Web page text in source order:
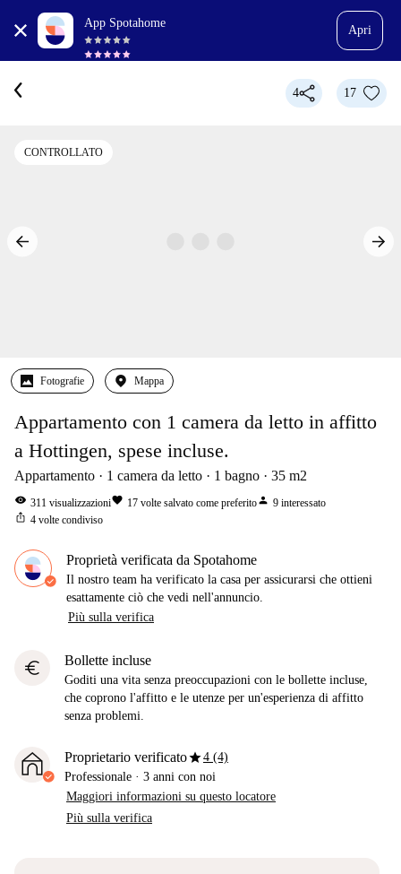
App Spotahome
Apri
4 17
CONTROLLATO
Fotografie Mappa
Appartamento con 1 camera da letto in affitto
a Hottingen, spese incluse.
Appartamento 1 camera da letto 1 bagno 35 m2
visibility 311 visualizzazionifavorite 17 volte salvato come preferitoperson 9 interessato
ios_share 4 volte condiviso
Proprietà verificata da Spotahome
Il nostro team ha verificato la casa per assicurarsi che ottieni
esattamente ciò che vedi nell'annuncio.
Più sulla verifica
euro Bollette incluse
Goditi una vita senza preoccupazioni con le bollette incluse,
che coprono l'affitto e le utenze per un'esperienza di affitto
senza problemi.
Proprietario verificatostar4 (4)
Professionale · 3 anni con noi
Maggiori informazioni su questo locatore
Più sulla verifica